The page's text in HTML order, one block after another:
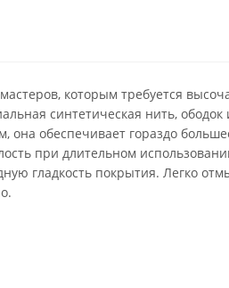
которым требуется
синтетическая нить,
обеспечивает гораздо
при длительном
гладкость покрытия. Легко